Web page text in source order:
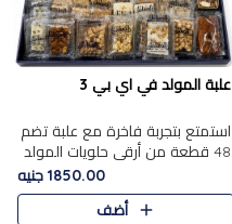
علبة المولد في اي بي 3
استمتع بتجربة فاخرة مع علبة تضم
48 قطعة من أرقى حلويات المولد
الشرقية، في تشكيلة تجمع بين
الأصناف التقليدية الفاخرة والاختيارات
1850.00 جنيه
أضف